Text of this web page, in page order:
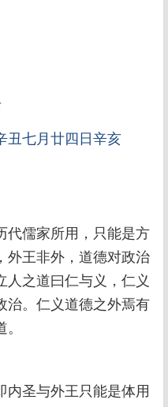
丑七月廿四日辛亥
代儒家所用，只能是方
外王非外，道德对政治
人之道曰仁与义，仁义
治。仁义道德之外焉有
内圣与外王只能是体用